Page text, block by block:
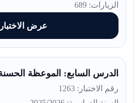
الزيارات: 689
عرض الاختبار
الدرس السابع: الموعظة الحسنة
رقم الاختبار: 1263